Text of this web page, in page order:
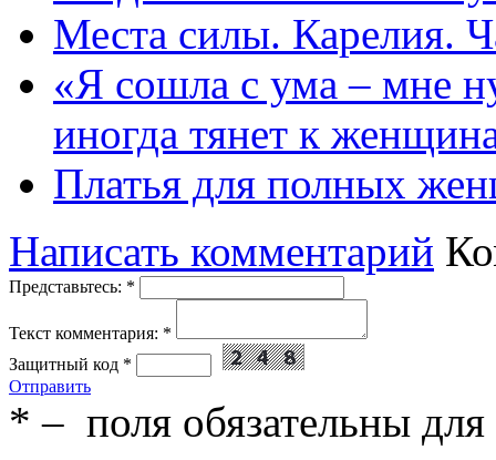
Места силы. Карелия.
«Я сошла с ума – мне
иногда тянет к
Платья для полных
Написать комментарий
Представьтесь: *
Текст комментария: *
Защитный код *
Отправить
* – поля обязательны для